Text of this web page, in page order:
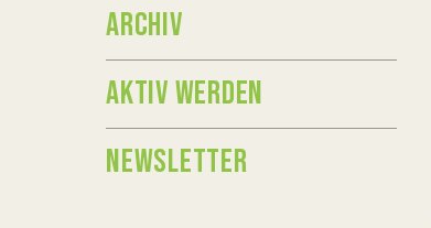
ARCHIV
AKTIV WERDEN
NEWSLETTER